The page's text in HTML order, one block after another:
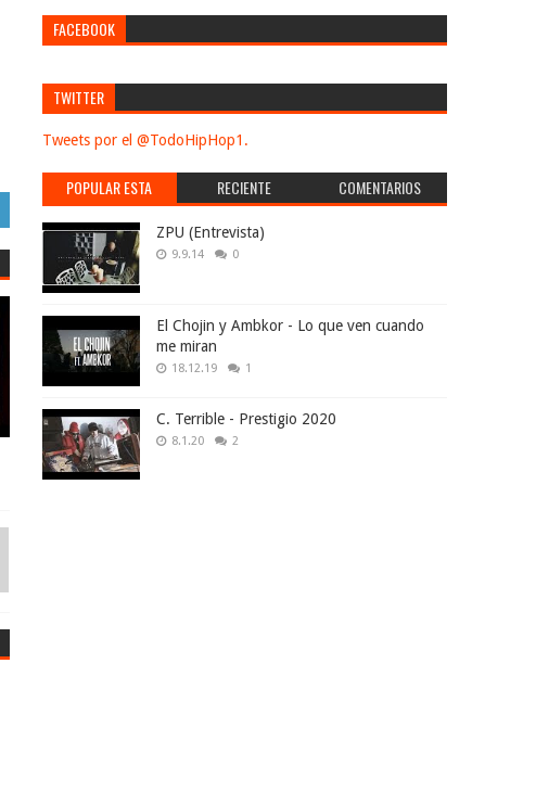
FACEBOOK
TWITTER
Tweets por el @TodoHipHop1.
POPULAR ESTA
SEMANA
RECIENTE COMENTARIOS
ZPU (Entrevista)
9.9.14 0
El Chojin y Ambkor - Lo que ven cuando
me miran
18.12.19 1
C. Terrible - Prestigio 2020
8.1.20 2